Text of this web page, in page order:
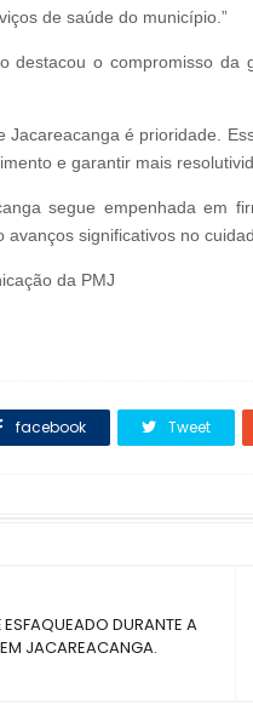
de saúde do município.”
destacou o compromisso
Jacareacanga é prioridade.
e garantir mais
segue empenhada em
significativos no
da PMJ
facebook Tweet
DURANTE A
JACAREACANGA.